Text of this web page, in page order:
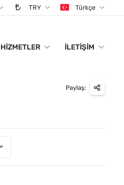
TRY Türkçe
HIZMETLER İLETIŞIM
Paylaş: